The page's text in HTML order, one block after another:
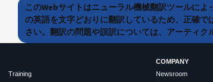
このWebサイトはニューラル機械翻訳ツールに
の英語を文字どおりに翻訳しているため、正確
さい。翻訳の問題や誤訳については、アーティ
Training
COMPANY
Newsroom